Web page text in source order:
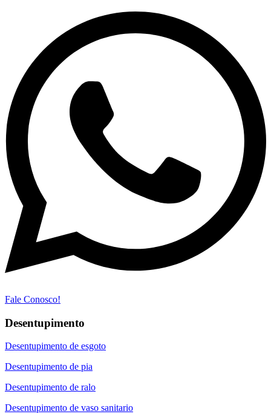
Fale Conosco!
Desentupimento
Desentupimento de esgoto
Desentupimento de pia
Desentupimento de ralo
Desentupimento de vaso sanitario